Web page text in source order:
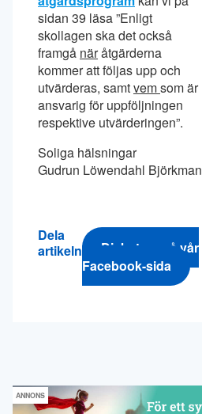
sidan 39 läsa ”Enligt
skollagen ska det också
framgå näråtgärderna
kommer att följas upp och
utvärderas, samtvemsom är
ansvarig för uppföljningen
respektive utvärderingen”.
Soliga hälsningar
Gudrun Löwendahl Björkman
Dela
artikeln
Diskutera på vår
Facebook-sida
ANNONS